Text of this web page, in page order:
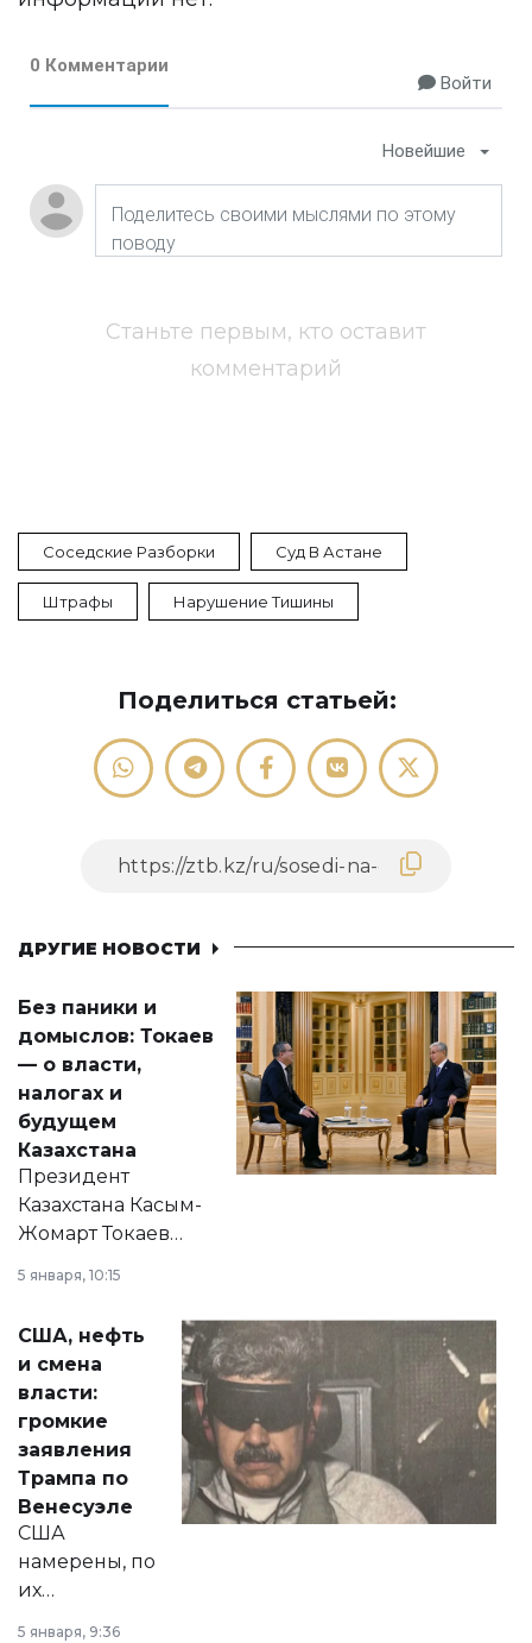
0 Комментарии
Войти
Новейшие
Станьте первым, кто оставит
комментарий
Соседские Разборки Суд В Астане
Штрафы Нарушение Тишины
Поделиться статьей:
ДРУГИЕ НОВОСТИ
Без паники и
домыслов: Токаев
— о власти,
налогах и
будущем
Казахстана
Президент
Казахстана Касым-
Жомарт Токаев
сразу несколько
актуальных тем —
от слухов о
политических
реформах до
вопросов армии,
экономики и
личного здоровья.
5 января, 10:15
США, нефть
и смена
власти:
громкие
заявления
Трампа по
Венесуэле
США
намерены, по
их
5 января, 9:36